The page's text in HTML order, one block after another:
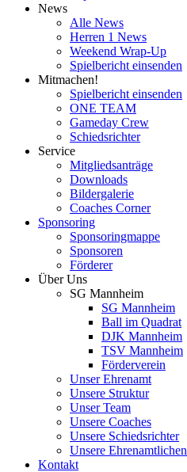
News
Alle News
Herren 1 News
Weekend Wrap-Up
Spielbericht einsenden
Mitmachen!
Spielbericht einsenden
ONE TEAM
Gameday Crew
Schiedsrichter
Service
Mitgliedsanträge
Downloads
Bildergalerie
Coaches Corner
Sponsoring
Sponsoringmappe
Sponsoren
Förderer
Über Uns
SG Mannheim
SG Mannheim
Ball im Quadrat
DJK Mannheim
TSV Mannheim
Förderverein
Unser Ehrenamt
Unsere Struktur
Unser Team
Unsere Coaches
Unsere Schiedsrichter
Unsere Ehrenamtlichen
Kontakt